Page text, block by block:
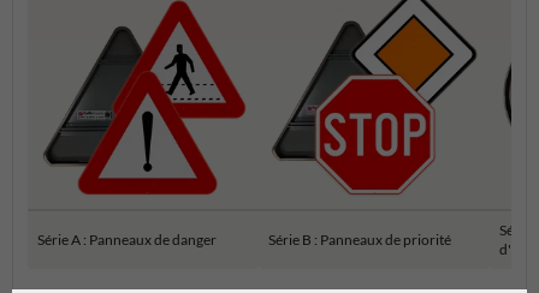
Série A : Panneaux de danger Série B : Panneaux de priorité
Série